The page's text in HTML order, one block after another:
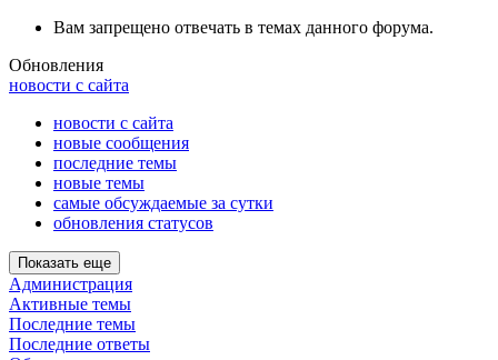
Вам запрещено отвечать в темах данного форума.
Обновления
новости с сайта
новости с сайта
новые сообщения
последние темы
новые темы
самые обсуждаемые за сутки
обновления статусов
Показать еще
Администрация
Активные темы
Последние темы
Последние ответы